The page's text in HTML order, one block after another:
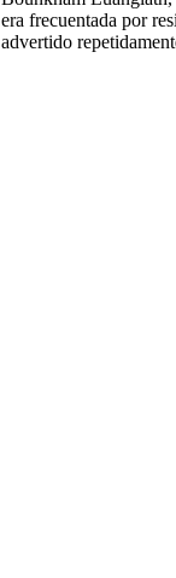
era frecuentada por
advertido